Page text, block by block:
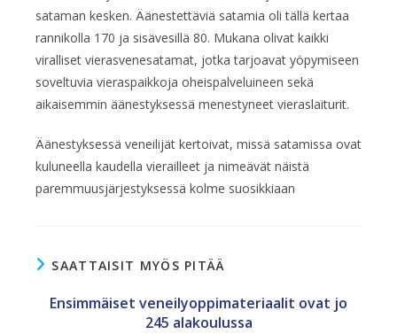
sataman kesken. Äänestettäviä satamia oli tällä kertaa
rannikolla 170 ja sisävesillä 80. Mukana olivat kaikki
viralliset vierasvenesatamat, jotka tarjoavat yöpymiseen
soveltuvia vieraspaikkoja oheispalveluineen sekä
aikaisemmin äänestyksessä menestyneet vieraslaiturit.
Äänestyksessä veneilijät kertoivat, missä satamissa ovat
kuluneella kaudella vierailleet ja nimeävät näistä
paremmuusjärjestyksessä kolme suosikkiaan
SAATTAISIT MYÖS PITÄÄ
Ensimmäiset veneilyoppimateriaalit ovat jo
245 alakoulussa